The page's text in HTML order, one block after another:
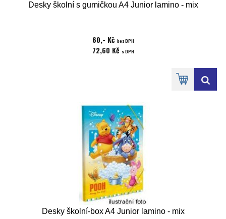
Desky školní s gumičkou A4 Junior lamino - mix
60,- Kč bez DPH
72,60 Kč s DPH
Desky školní-box A4 Junior lamino - mix